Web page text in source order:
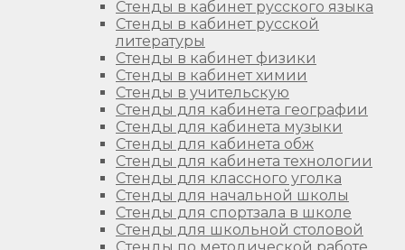
Стенды в кабинет русского языка
Стенды в кабинет русской
литературы
Стенды в кабинет физики
Стенды в кабинет химии
Стенды в учительскую
Стенды для кабинета географии
Стенды для кабинета музыки
Стенды для кабинета обж
Стенды для кабинета технологии
Стенды для классного уголка
Стенды для начальной школы
Стенды для спортзала в школе
Стенды для школьной столовой